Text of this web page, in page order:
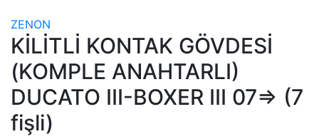
ZENON
KİLİTLİ KONTAK GÖVDESİ
(KOMPLE ANAHTARLI)
DUCATO III-BOXER III 07=> (7
fişli)